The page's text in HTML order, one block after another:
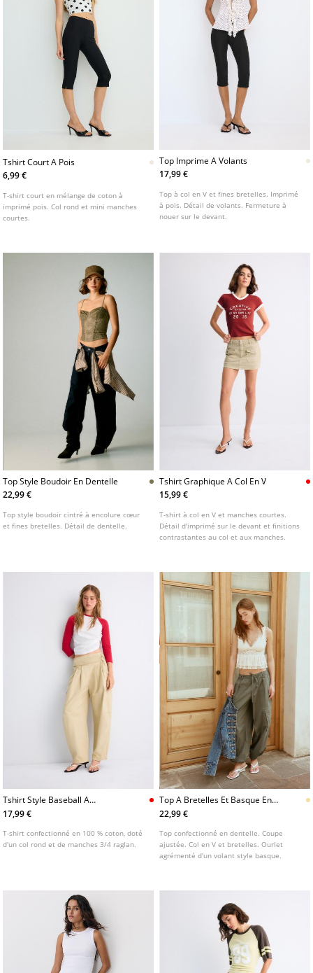
Tshirt Court A Pois
6,99 €
T-shirt court en mélange de coton à
imprimé pois. Col rond et mini manches
courtes.
Top Imprime A Volants
17,99 €
Top à col en V et fines bretelles. Imprimé
à pois. Détail de volants. Fermeture à
nouer sur le devant.
Top Style Boudoir En Dentelle
22,99 €
Top style boudoir cintré à encolure cœur
et fines bretelles. Détail de dentelle.
Tshirt Graphique A Col En V
15,99 €
T-shirt à col en V et manches courtes.
Détail d'imprimé sur le devant et finitions
contrastantes au col et aux manches.
Tshirt Style Baseball A
Manches 34
17,99 €
T-shirt confectionné en 100 % coton, doté
d'un col rond et de manches 3/4 raglan.
Top A Bretelles Et Basque En
Dentelle
22,99 €
Top confectionné en dentelle. Coupe
ajustée. Col en V et bretelles. Ourlet
agrémenté d'un volant style basque.